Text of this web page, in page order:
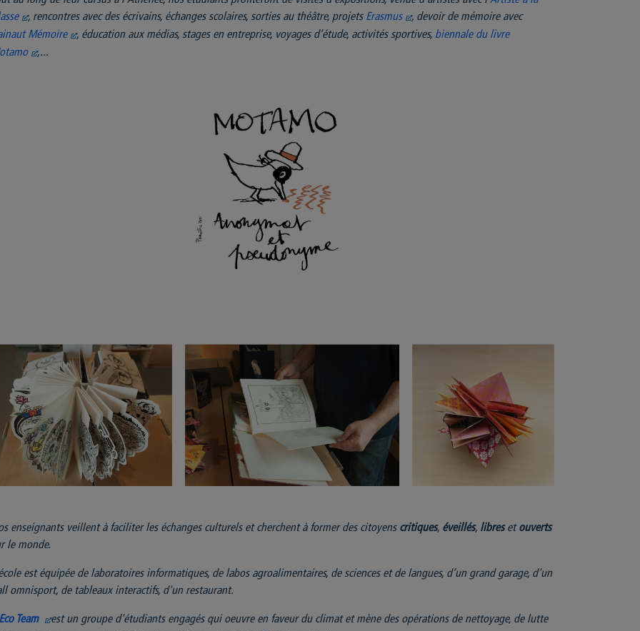
, rencontres avec des écrivains, échanges scolaires, sorties au théâtre, projets Erasmus
, devoir de mémoire avec
Mémoire
, éducation aux médias, stages en entreprise, voyages d’étude, activités sportives, biennale du livre
,...
enseignants veillent à faciliter les échanges culturels et cherchent à former des citoyens critiques, éveillés, libresetouverts
le monde.
est équipée de laboratoires informatiques, de labos agroalimentaires, de sciences et de langues, d’un grand garage, d'un
omnisport, de tableaux interactifs, d'un restaurant.
Team
est un groupe d'étudiants engagés qui oeuvre en faveur du climat et mène des opérations de nettoyage, de lutte